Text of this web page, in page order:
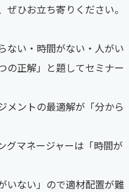
ひお立ち寄りください。
ない・時間がない・人がい
の正解」と題して​セミナー
メントの最適解が「分から
グマネージャーは「時間が
いない」ので適材配置が難